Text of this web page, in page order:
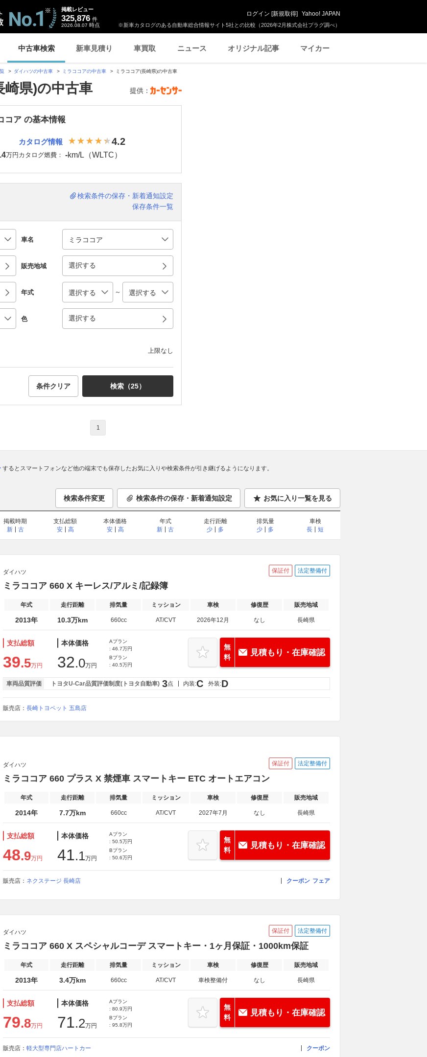
※新車カタログのある自動車総合情報サイト5社との比較（2026年2月株式会社プラグ調べ）
掲載レビュー
325,876 件
2026.08.07 時点
ログイン [新規取得] Yahoo! JAPAN
中古車検索 新車見積り 車買取 ニュース オリジナル記事 マイカー
ダイハツの中古車 ミラココアの中古車 ミラココア(長崎県)の中古車
県)の中古車 提供：
コア の基本情報
万円
カタログ情報 4.2
カタログ燃費： -km/L（WLTC）
検索条件の保存・新着通知設定
保存条件一覧
車名
販売地域 選択する
年式 ～
色 選択する
上限なし
条件クリア 検索（25）
1
するとスマートフォンなど他の端末でも保存したお気に入りや検索条件が引き継げるようになります。
検索条件変更 検索条件の保存・新着通知設定 お気に入り一覧を見る
掲載時期
新
古
支払総額
安
高
本体価格
安
高
年式
新
古
走行距離
少
多
排気量
少
多
車検
長
短
ダイハツ 保証付 法定整備付
ミラココア 660 X キーレス/アルミ/記録簿
年式 走行距離 排気量 ミッション 車検 修復歴 販売地域
2013年 10.3万km 660cc AT/CVT 2026年12月 なし 長崎県
支払総額
39.5万円
本体価格
32.0万円
Aプラン
: 46.7万円
Bプラン
: 40.5万円
無
料
見積もり・在庫確認
車両品質評価 トヨタU-Car品質評価制度(トヨタ自動車) 3点 内装:C 外装:D
販売店： 長崎トヨペット 五島店
ダイハツ 保証付 法定整備付
ミラココア 660 プラス X 禁煙車 スマートキー ETC オートエアコン
年式 走行距離 排気量 ミッション 車検 修復歴 販売地域
2014年 7.7万km 660cc AT/CVT 2027年7月 なし 長崎県
支払総額
48.9万円
本体価格
41.1万円
Aプラン
: 50.5万円
Bプラン
: 50.6万円
無
料
見積もり・在庫確認
販売店： ネクステージ 長崎店 クーポン フェア
ダイハツ 保証付 法定整備付
ミラココア 660 X スペシャルコーデ スマートキー・1ヶ月保証・1000km保証
年式 走行距離 排気量 ミッション 車検 修復歴 販売地域
2013年 3.4万km 660cc AT/CVT 車検整備付 なし 長崎県
支払総額
79.8万円
本体価格
71.2万円
Aプラン
: 80.9万円
Bプラン
: 95.8万円
無
料
見積もり・在庫確認
販売店： 軽大型専門店ハートカー クーポン